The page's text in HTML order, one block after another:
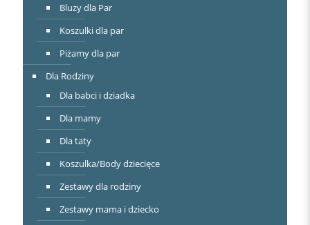
Bluzy dla Par
Koszulki dla par
Piżamy dla par
Dla Rodziny
Dla babci i dziadka
Dla mamy
Dla taty
Koszulka/Body dziecięce
Zestawy dla rodziny
Zestawy mama i dziecko